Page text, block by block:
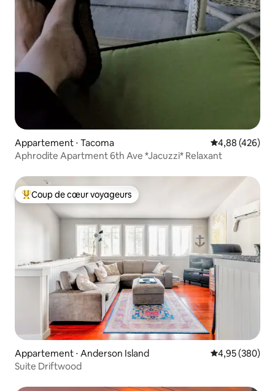
Appartement ⋅ Tacoma Évaluation
4,88 (426)
Aphrodite Apartment 6th Ave *Jacuzzi* Relaxant
Coups de cœur voyageurs les plus appréciés
Coup de cœur voyageurs
Appartement ⋅ Anderson Island Évaluation
4,95 (380)
Suite Driftwood